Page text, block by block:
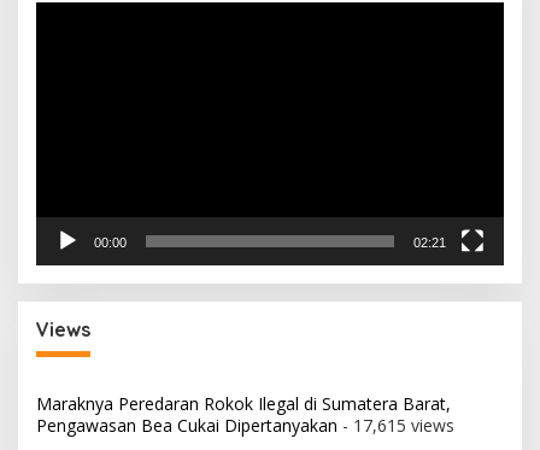
00:00 02:21
Views
Maraknya Peredaran Rokok Ilegal di Sumatera Barat,
Pengawasan Bea Cukai Dipertanyakan - 17,615 views